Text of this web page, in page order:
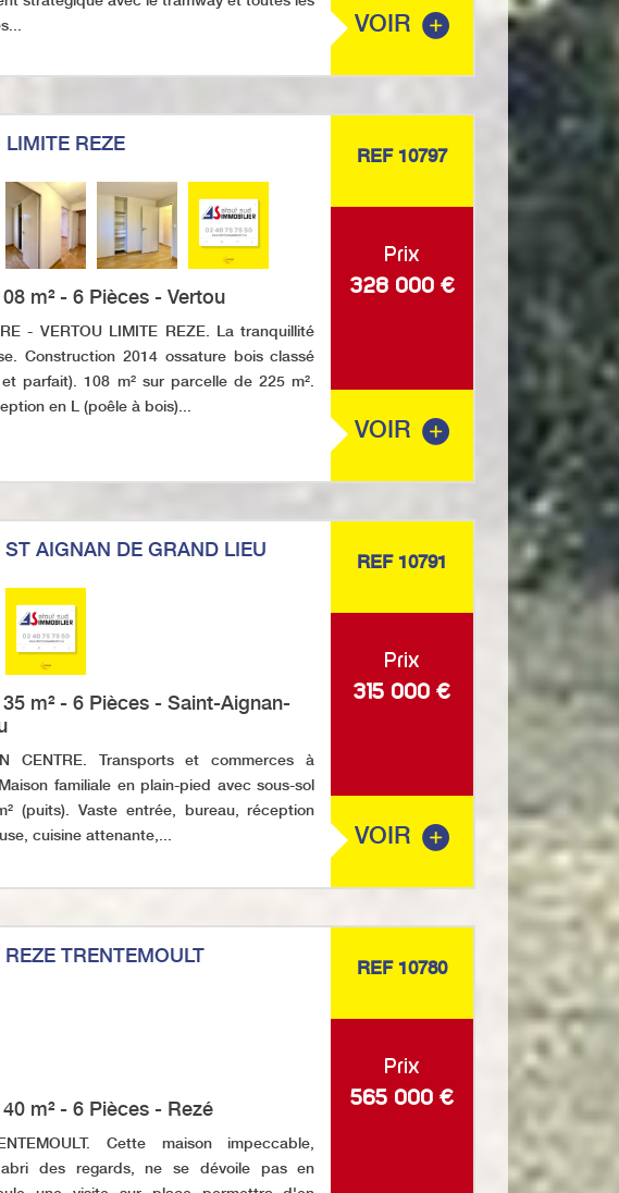
VOIR
LIMITE REZE
m² - 6 Pièces - Vertou
- VERTOU LIMITE REZE. La tranquillité
Construction 2014 ossature bois classé
parfait). 108 m² sur parcelle de 225 m².
en L (poêle à bois)...
REF 10797
Prix
328 000 €
VOIR
AIGNAN DE GRAND LIEU
m² - 6 Pièces - Saint-Aignan-
CENTRE. Transports et commerces à
familiale en plain-pied avec sous-sol
(puits). Vaste entrée, bureau, réception
cuisine attenante,...
REF 10791
Prix
315 000 €
VOIR
TRENTEMOULT
m² - 6 Pièces - Rezé
Cette maison impeccable,
des regards, ne se dévoile pas en
REF 10780
Prix
565 000 €